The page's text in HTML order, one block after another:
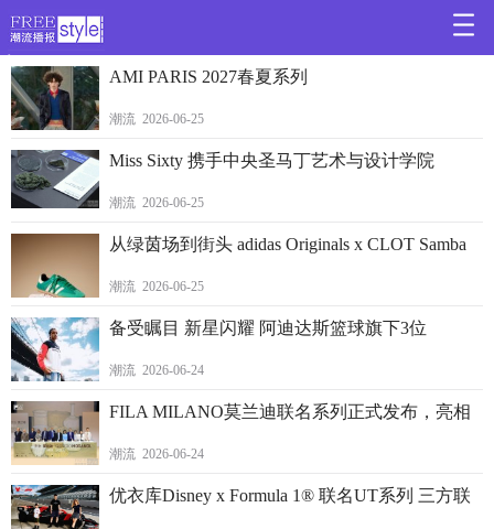
>
AMI PARIS 2027春夏系列
潮流 2026-06-25
Miss Sixty 携手中央圣马丁艺术与设计学院
潮流 2026-06-25
从绿茵场到街头 adidas Originals x CLOT Samba
潮流 2026-06-25
备受瞩目 新星闪耀 阿迪达斯篮球旗下3位
潮流 2026-06-24
FILA MILANO莫兰迪联名系列正式发布，亮相
潮流 2026-06-24
优衣库Disney x Formula 1® 联名UT系列 三方联